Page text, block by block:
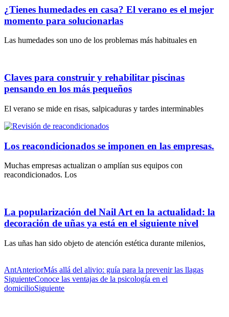
¿Tienes humedades en casa? El verano es el mejor
momento para solucionarlas
Las humedades son uno de los problemas más habituales en
Claves para construir y rehabilitar piscinas
pensando en los más pequeños
El verano se mide en risas, salpicaduras y tardes interminables
Los reacondicionados se imponen en las empresas.
Muchas empresas actualizan o amplían sus equipos con
reacondicionados. Los
La popularización del Nail Art en la actualidad: la
decoración de uñas ya está en el siguiente nivel
Las uñas han sido objeto de atención estética durante milenios,
AntAnteriorMás allá del alivio: guía para la prevenir las llagas
SiguienteConoce las ventajas de la psicología en el
domicilioSiguiente